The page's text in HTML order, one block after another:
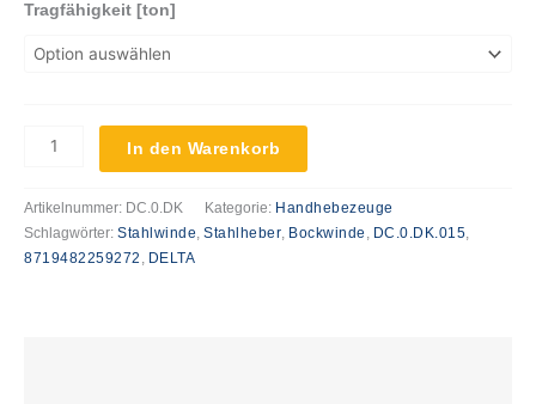
Tragfähigkeit [ton]
In den Warenkorb
Artikelnummer: DC.0.DK Kategorie: Handhebezeuge
Schlagwörter: Stahlwinde, Stahlheber, Bockwinde , DC.0.DK.015,
8719482259272 , DELTA